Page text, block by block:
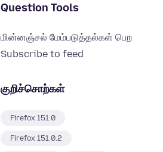
Question Tools
மின்னஞ்சல் மேம்படுத்தல்கள் பெற
Subscribe to feed
குறிச்சொற்கள்
Firefox 151.0
Firefox 151.0.2